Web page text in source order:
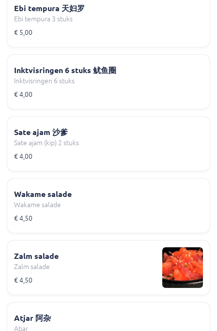
Ebi tempura 天妇罗
Ebi tempura 3 stuks
€ 5,00
Inktvisringen 6 stuks 鱿鱼圈
Inktvisringen 6 stuks
€ 4,00
Sate ajam 沙爹
Sate ajam (kip) 2 stuks
€ 4,00
Wakame salade
Wakame salade
€ 4,50
Zalm salade
Zalm salade
€ 4,50
Atjar 阿杂
Atjar